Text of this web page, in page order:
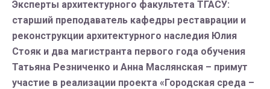
Эксперты архитектурного факультета ТГАСУ:
старший преподаватель кафедры реставрации и
реконструкции архитектурного наследия Юлия
Стояк и два магистранта первого года обучения
Татьяна Резниченко и Анна Маслянская – примут
участие в реализации проекта «Городская среда –